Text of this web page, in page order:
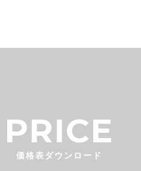
PRICE
価格表ダウンロード